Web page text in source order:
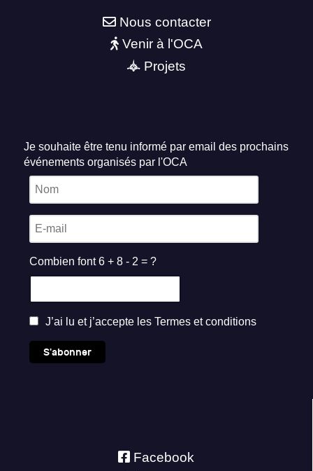
Nous contacter
Venir à l'OCA
Projets
Je souhaite être tenu informé par email des prochains
événements organisés par l'OCA
Combien font 6 + 8 - 2 = ?
J’ai lu et j’accepte les Termes et conditions
S'abonner
Facebook